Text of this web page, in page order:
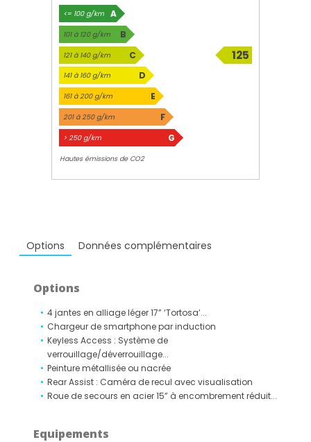
Options Données complémentaires
Options
4 jantes en alliage léger 17” ‘Tortosa’...
Chargeur de smartphone par induction
Keyless Access : Système de
verrouillage/déverrouillage...
Peinture métallisée ou nacrée
Rear Assist : Caméra de recul avec visualisation
Roue de secours en acier 15” à encombrement réduit...
Equipements
<= 100 g/km A
101 à 120 g/km B
121 à 140 g/km C
125
141 à 160 g/km D
161 à 200 g/km E
201 à 250 g/km F
> 250 g/km G
Hautes émissions de CO2